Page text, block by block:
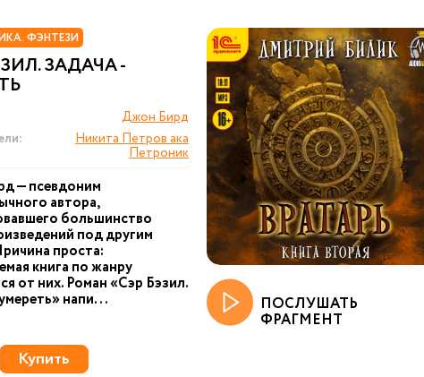
ФЭНТЕЗИ
ЗАДАЧА -
Джон Бирд
Никита Петров ака
Петроник
— псевдоним
автора,
большинство
под другим
проста:
книга по жанру
от них. Роман «Сэр Бэзил.
напи...
Купить
ПОСЛУШАТЬ
ФРАГМЕНТ